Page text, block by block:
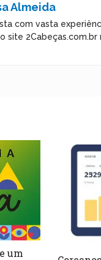
Almeida
com vasta
site
um